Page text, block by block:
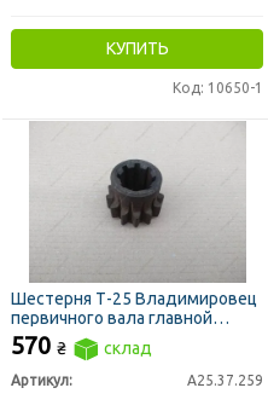
КУПИТЬ
Код: 10650-1
Шестерня Т-25 Владимировец
первичного вала главной
передачи (z=13)
570 ₴ склад
Артикул: А25.37.259